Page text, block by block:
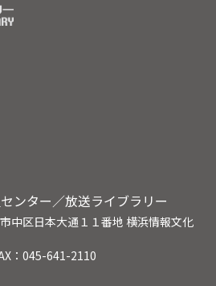
ンター／放送ライブラリー
中区日本大通１１番地 横浜情報文化
：045-641-2110